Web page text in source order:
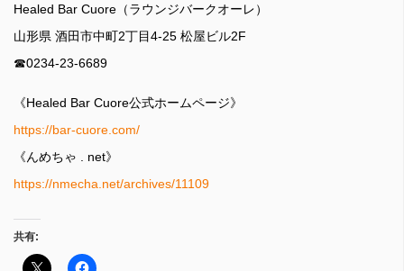
Healed Bar Cuore（ラウンジバークオーレ）
山形県 酒田市中町2丁目4-25 松屋ビル2F
☎︎0234-23-6689
《Healed Bar Cuore公式ホームページ》
https://bar-cuore.com/
《んめちゃ . net》
https://nmecha.net/archives/11109
共有: